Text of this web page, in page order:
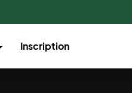
Inscription